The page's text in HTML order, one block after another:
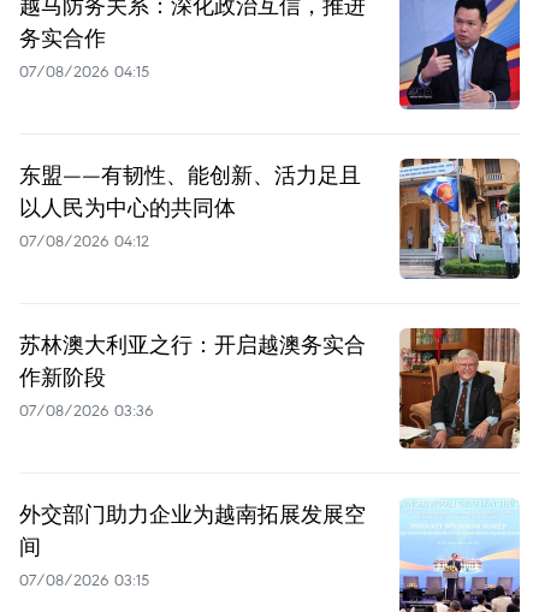
务实合作
07/08/2026 04:15
东盟——有韧性、能创新、活力足且
以人民为中心的共同体
07/08/2026 04:12
苏林澳大利亚之行：开启越澳务实合
作新阶段
07/08/2026 03:36
外交部门助力企业为越南拓展发展空
间
07/08/2026 03:15